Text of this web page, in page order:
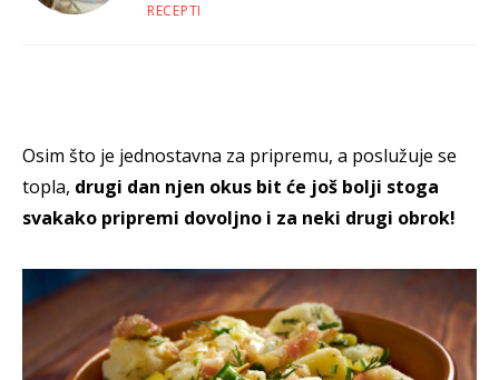
RECEPTI
Osim što je jednostavna za pripremu, a poslužuje se
topla, drugi dan njen okus bit će još bolji stoga
svakako pripremi dovoljno i za neki drugi obrok!